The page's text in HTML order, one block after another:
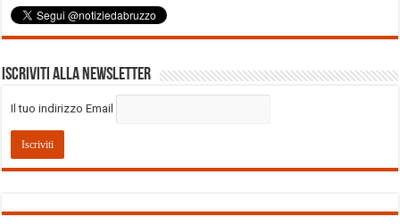
Iscriviti alla Newsletter
Il tuo indirizzo Email